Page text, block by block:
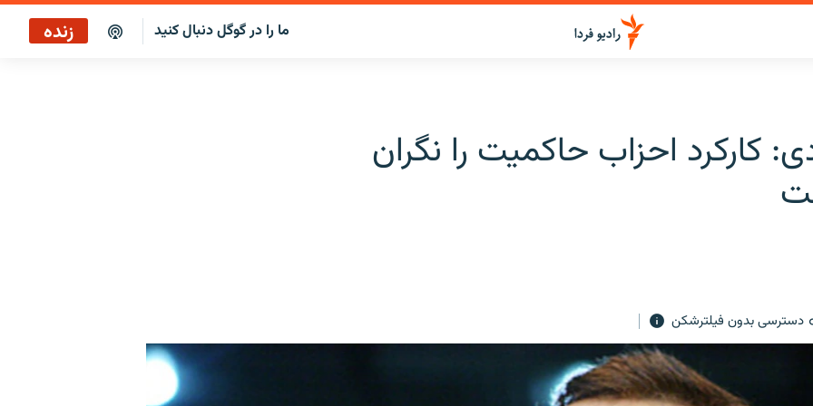
ما را در گوگل دنبال کنید زنده
کارکرد احزاب حاکمیت را نگران
دسترسی بدون فیلترشکن